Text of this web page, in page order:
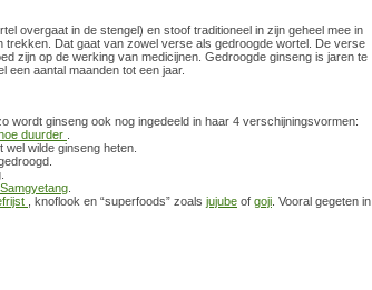
overgaat in de stengel) en stoof traditioneel in zijn geheel mee in
Dat gaat van zowel verse als gedroogde wortel. De verse
zijn op de werking van medicijnen. Gedroogde ginseng is jaren te
aantal maanden tot een jaar.
wordt ginseng ook nog ingedeeld in haar 4 verschijningsvormen:
duurder
wilde ginseng heten.
Samgyetang
, knoflook en “superfoods” zoals jujube of goji . Vooral gegeten in